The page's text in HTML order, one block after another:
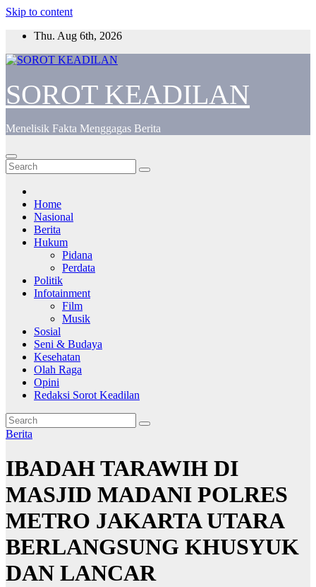
Skip to content
Thu. Aug 6th, 2026
SOROT KEADILAN
Menelisik Fakta Menggagas Berita
Home
Nasional
Berita
Hukum
Pidana
Perdata
Politik
Infotainment
Film
Musik
Sosial
Seni & Budaya
Kesehatan
Olah Raga
Opini
Redaksi Sorot Keadilan
Berita
IBADAH TARAWIH DI
MASJID MADANI POLRES
METRO JAKARTA UTARA
BERLANGSUNG KHUSYUK
DAN LANCAR